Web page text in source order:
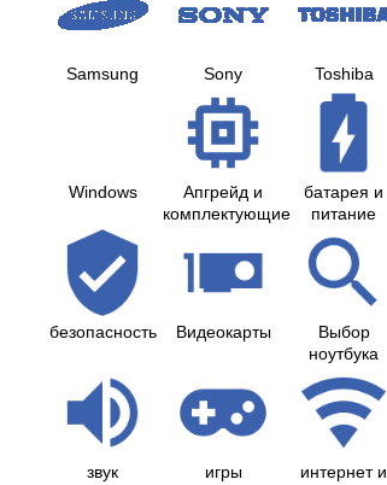
Samsung Sony Toshiba
Windows
Апгрейд и
комплектующие
батарея и
питание
безопасность Видеокарты
Выбор
ноутбука
звук игры
интернет и